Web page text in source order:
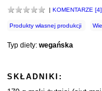
| KOMENTARZE [4]
Produkty własnej produkcji
Typ diety: wegańska
SKŁADNIKI: